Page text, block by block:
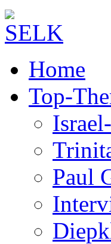
Home
Top-
Paul